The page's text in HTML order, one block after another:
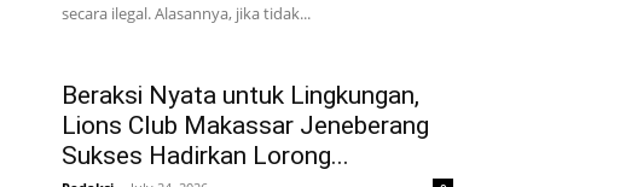
secara ilegal. Alasannya, jika tidak...
Beraksi Nyata untuk Lingkungan,
Lions Club Makassar Jeneberang
Sukses Hadirkan Lorong...